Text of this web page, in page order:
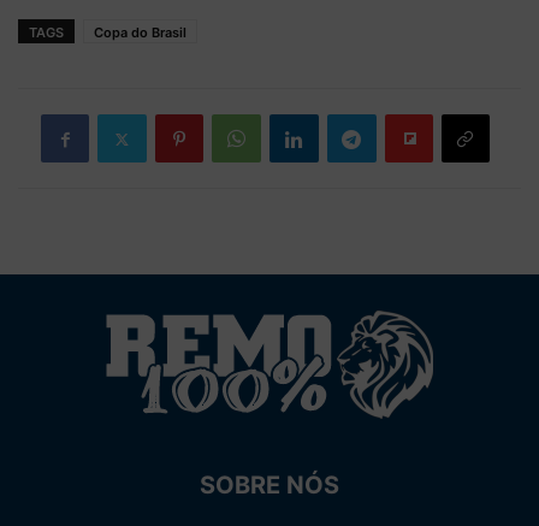
TAGS Copa do Brasil
SOBRE NÓS